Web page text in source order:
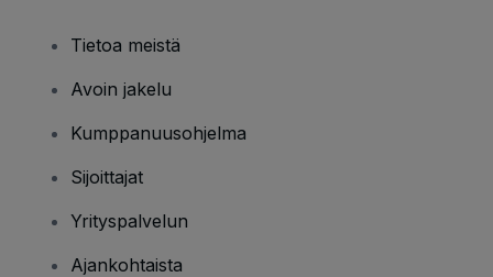
Tietoa meistä
Avoin jakelu
Kumppanuusohjelma
Sijoittajat
Yrityspalvelun
Ajankohtaista